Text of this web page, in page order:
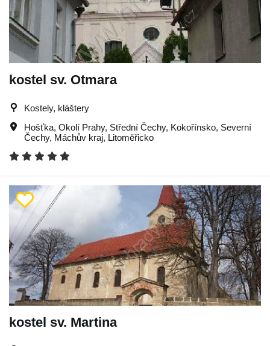
kostel sv. Otmara
Kostely, kláštery
Hošťka, Okolí Prahy, Střední Čechy, Kokořínsko, Severní
Čechy, Máchův kraj, Litoměřicko
kostel sv. Martina